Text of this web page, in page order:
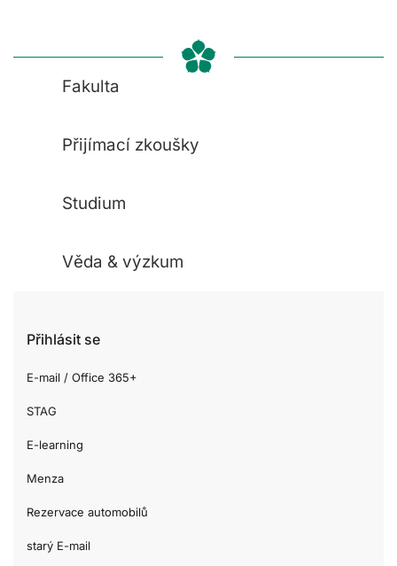
Fakulta
Přijímací zkoušky
Studium
Věda & výzkum
Přihlásit se
E-mail / Office 365+
STAG
E-learning
Menza
Rezervace automobilů
starý E-mail